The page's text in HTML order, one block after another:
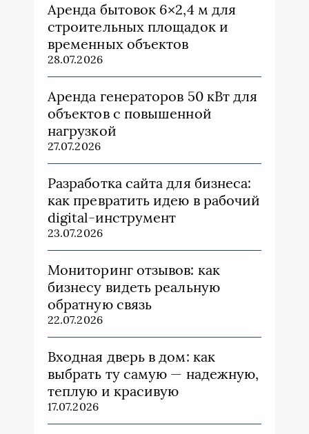
Аренда бытовок 6×2,4 м для
строительных площадок и
временных объектов
28.07.2026
Аренда генераторов 50 кВт для
объектов с повышенной
нагрузкой
27.07.2026
Разработка сайта для бизнеса:
как превратить идею в рабочий
digital-инструмент
23.07.2026
Мониторинг отзывов: как
бизнесу видеть реальную
обратную связь
22.07.2026
Входная дверь в дом: как
выбрать ту самую — надежную,
теплую и красивую
17.07.2026